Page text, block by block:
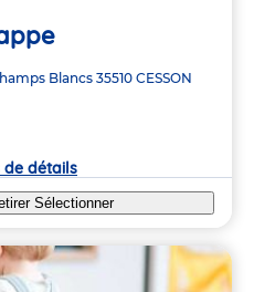
Blancs35510 CESSON
de détails
Sélectionner